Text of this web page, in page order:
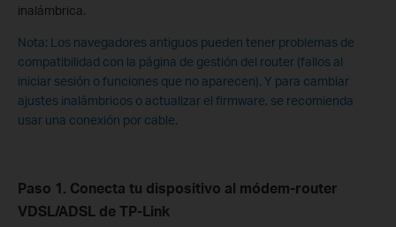
inalámbrica.
Nota: Los navegadores antiguos pueden tener problemas de
compatibilidad con la página de gestión del router (fallos al
iniciar sesión o funciones que no aparecen). Y para cambiar
ajustes inalámbricos o actualizar el firmware, se recomienda
usar una conexión por cable.
Paso 1. Conecta tu dispositivo al módem-router
VDSL/ADSL de TP-Link